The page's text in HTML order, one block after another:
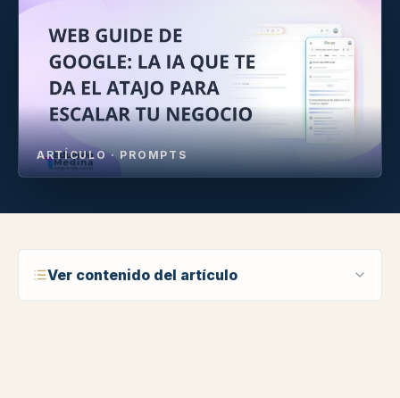
ARTÍCULO · PROMPTS
Ver contenido del artículo